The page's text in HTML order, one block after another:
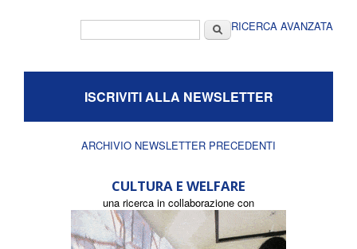
CercaRICERCA AVANZATA
ISCRIVITI ALLA NEWSLETTER
ARCHIVIO NEWSLETTER PRECEDENTI
CULTURA E WELFARE
una ricerca in collaborazione con